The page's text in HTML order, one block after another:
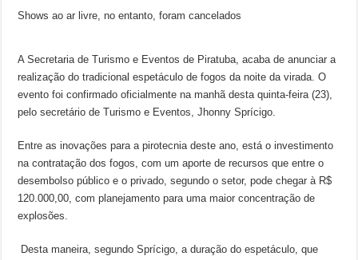
Shows ao ar livre, no entanto, foram cancelados
A Secretaria de Turismo e Eventos de Piratuba, acaba de anunciar a
realização do tradicional espetáculo de fogos da noite da virada. O
evento foi confirmado oficialmente na manhã desta quinta-feira (23),
pelo secretário de Turismo e Eventos, Jhonny Sprícigo.
Entre as inovações para a pirotecnia deste ano, está o investimento
na contratação dos fogos, com um aporte de recursos que entre o
desembolso público e o privado, segundo o setor, pode chegar à R$
120.000,00, com planejamento para uma maior concentração de
explosões.
Desta maneira, segundo Sprícigo, a duração do espetáculo, que